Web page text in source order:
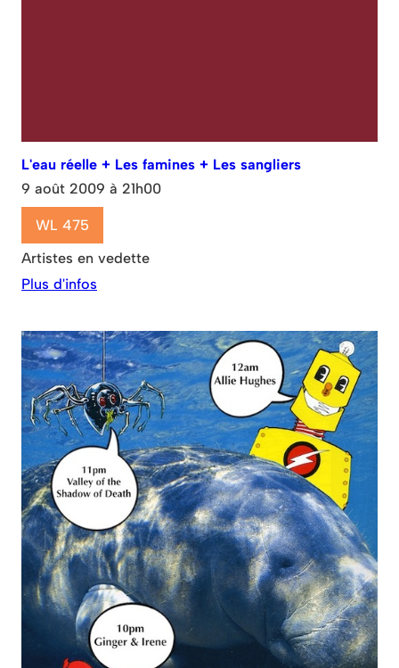
L'eau réelle + Les famines + Les sangliers
9 août 2009 à 21h00
WL 475
Artistes en vedette
Plus d'infos